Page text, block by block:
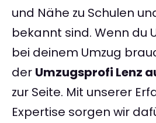
und Nähe zu Schulen
bekannt sind. Wenn du
bei deinem Umzug
der Umzugsprofi Lenz
zur Seite. Mit unserer
Expertise sorgen wir